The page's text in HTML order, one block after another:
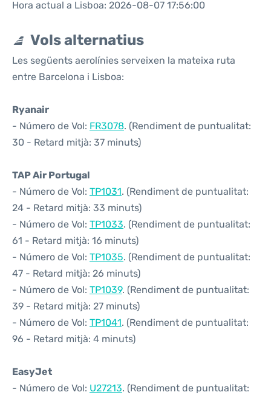
Hora actual a Lisboa: 2026-08-07 17:56:00
Vols alternatius
Les següents aerolínies serveixen la mateixa ruta
entre Barcelona i Lisboa:
Ryanair
- Número de Vol: FR3078. (Rendiment de puntualitat:
30 - Retard mitjà: 37 minuts)
TAP Air Portugal
- Número de Vol: TP1031. (Rendiment de puntualitat:
24 - Retard mitjà: 33 minuts)
- Número de Vol: TP1033. (Rendiment de puntualitat:
61 - Retard mitjà: 16 minuts)
- Número de Vol: TP1035. (Rendiment de puntualitat:
47 - Retard mitjà: 26 minuts)
- Número de Vol: TP1039. (Rendiment de puntualitat:
39 - Retard mitjà: 27 minuts)
- Número de Vol: TP1041. (Rendiment de puntualitat:
96 - Retard mitjà: 4 minuts)
EasyJet
- Número de Vol: U27213. (Rendiment de puntualitat: